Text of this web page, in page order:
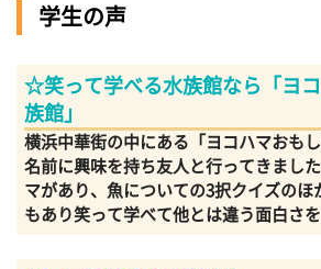
学生の声
☆笑って学べる水族館なら「ヨ
族館」
横浜中華街の中にある「ヨコハマおも
名前に興味を持ち友人と行ってきまし
マがあり、魚についての3択クイズのほ
もあり笑って学べて他とは違う面白さを